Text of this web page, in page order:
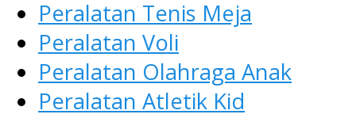
Peralatan Tenis Meja
Peralatan Voli
Peralatan Olahraga Anak
Peralatan Atletik Kid